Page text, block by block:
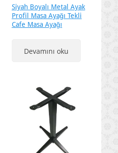
Siyah Boyalı Metal Ayak
Profil Masa Ayağı Tekli
Cafe Masa Ayağı
Devamını oku